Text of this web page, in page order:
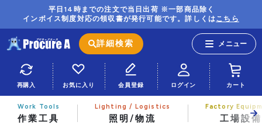
平日14時までの注文で当日出荷 ※一部商品除く
インボイス制度対応の領収書が発行可能です。詳しくはこちら
詳細検索
再購入 お気に入り 会員登録 ログイン カート
作業工具 照明/物流 工場設備